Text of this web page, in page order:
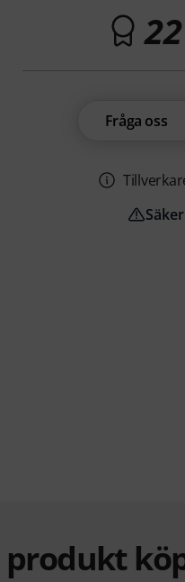
22
Fråga oss
produkt